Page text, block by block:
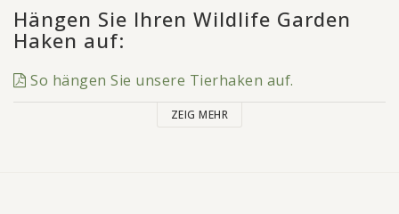
Hängen Sie Ihren Wildlife Garden
Haken auf:
So hängen Sie unsere Tierhaken auf.
ZEIG MEHR